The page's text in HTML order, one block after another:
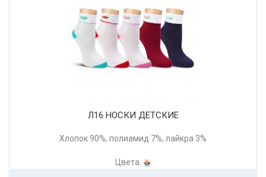
Л16 НОСКИ ДЕТСКИЕ
Хлопок 90%, полиамид 7%, лайкра 3%
Цвета: